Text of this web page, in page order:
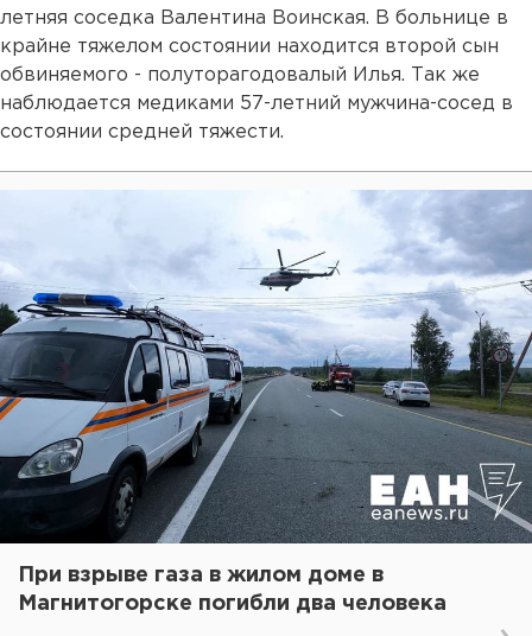
летняя соседка Валентина Воинская. В больнице в
крайне тяжелом состоянии находится второй сын
обвиняемого - полуторагодовалый Илья. Так же
наблюдается медиками 57-летний мужчина-сосед в
состоянии средней тяжести.
При взрыве газа в жилом доме в
Магнитогорске погибли два человека